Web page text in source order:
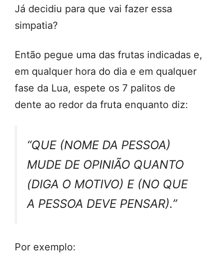
Já decidiu para que vai fazer essa
simpatia?
Então pegue uma das frutas indicadas e,
em qualquer hora do dia e em qualquer
fase da Lua, espete os 7 palitos de
dente ao redor da fruta enquanto diz:
“QUE (NOME DA PESSOA)
MUDE DE OPINIÃO QUANTO
(DIGA O MOTIVO) E (NO QUE
A PESSOA DEVE PENSAR).”
Por exemplo: